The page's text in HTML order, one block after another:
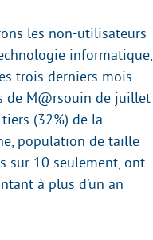
les non-utilisateurs
informatique,
trois derniers mois
de M@rsouin de juillet
(32%) de la
population de taille
sur 10 seulement, ont
à plus d’un an